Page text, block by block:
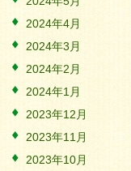
2024年4月
2024年3月
2024年2月
2024年1月
2023年12月
2023年11月
2023年10月